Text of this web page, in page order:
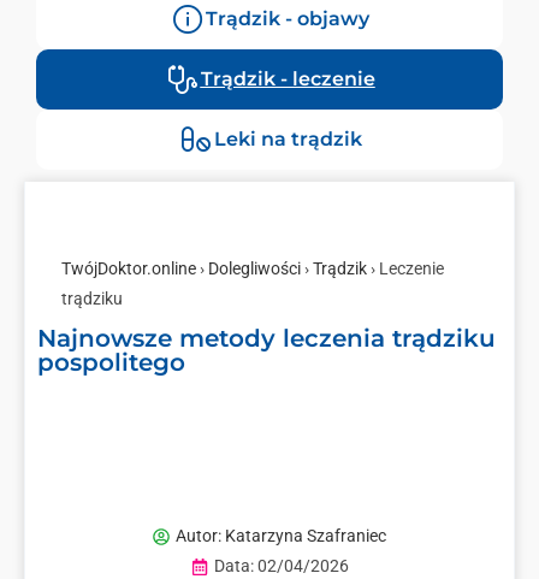
Trądzik - objawy
Trądzik - leczenie
Leki na trądzik
TwójDoktor.online › Dolegliwości ›Trądzik › Leczenie
trądziku
Najnowsze metody leczenia trądziku
pospolitego
Autor: Katarzyna Szafraniec
Data:02/04/2026